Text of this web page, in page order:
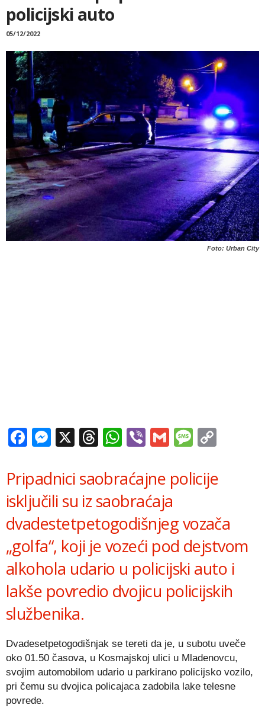
policijski auto
05/12/2022
Foto: Urban City
Facebook
Messenger
X Threads
WhatsApp
ViberGmail
Pripadnici saobraćajne policije
isklјučili su iz saobraćaja
dvadestetpetogodišnjeg vozača
„golfa“, koji je vozeći pod dejstvom
alkohola udario u policijski auto i
lakše povredio dvojicu policijskih
službenika.
Dvadesetpetogodišnjak se tereti da je, u subotu uveče
oko 01.50 časova, u Kosmajskoj ulici u Mladenovcu,
svojim automobilom udario u parkirano policijsko vozilo,
pri čemu su dvojica policajaca zadobila lake telesne
povrede.